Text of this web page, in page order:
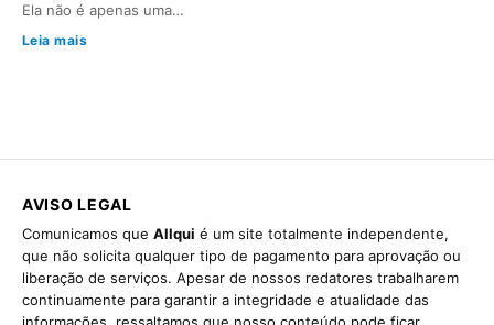
Ela não é apenas uma…
Leia mais
AVISO LEGAL
Comunicamos que Allqui é um site totalmente independente,
que não solicita qualquer tipo de pagamento para aprovação ou
liberação de serviços. Apesar de nossos redatores trabalharem
continuamente para garantir a integridade e atualidade das